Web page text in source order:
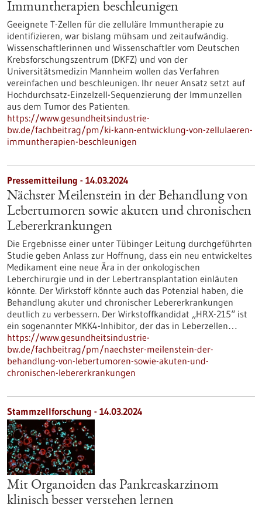
Immuntherapien beschleunigen
Geeignete T-Zellen für die zelluläre Immuntherapie zu
identifizieren, war bislang mühsam und zeitaufwändig.
Wissenschaftlerinnen und Wissenschaftler vom Deutschen
Krebsforschungszentrum (DKFZ) und von der
Universitätsmedizin Mannheim wollen das Verfahren
vereinfachen und beschleunigen. Ihr neuer Ansatz setzt auf
Hochdurchsatz-Einzelzell-Sequenzierung der Immunzellen
aus dem Tumor des Patienten.
https://www.gesundheitsindustrie-
bw.de/fachbeitrag/pm/ki-kann-entwicklung-von-zellulaeren-
immuntherapien-beschleunigen
Pressemitteilung - 14.03.2024
Nächster Meilenstein in der Behandlung von
Lebertumoren sowie akuten und chronischen
Lebererkrankungen
Die Ergebnisse einer unter Tübinger Leitung durchgeführten
Studie geben Anlass zur Hoffnung, dass ein neu entwickeltes
Medikament eine neue Ära in der onkologischen
Leberchirurgie und in der Lebertransplantation einläuten
könnte. Der Wirkstoff könnte auch das Potenzial haben, die
Behandlung akuter und chronischer Lebererkrankungen
deutlich zu verbessern. Der Wirkstoffkandidat „HRX-215“ ist
ein sogenannter MKK4-Inhibitor, der das in Leberzellen…
https://www.gesundheitsindustrie-
bw.de/fachbeitrag/pm/naechster-meilenstein-der-
behandlung-von-lebertumoren-sowie-akuten-und-
chronischen-lebererkrankungen
Stammzellforschung - 14.03.2024
Mit Organoiden das Pankreaskarzinom
klinisch besser verstehen lernen